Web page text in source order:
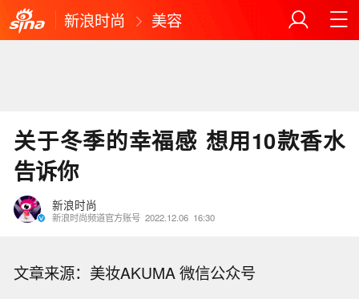
新浪时尚 美容
关于冬季的幸福感 想用10款香水
告诉你
新浪时尚
新浪时尚频道官方账号 2022.12.06 16:30
文章来源：美妆AKUMA 微信公众号